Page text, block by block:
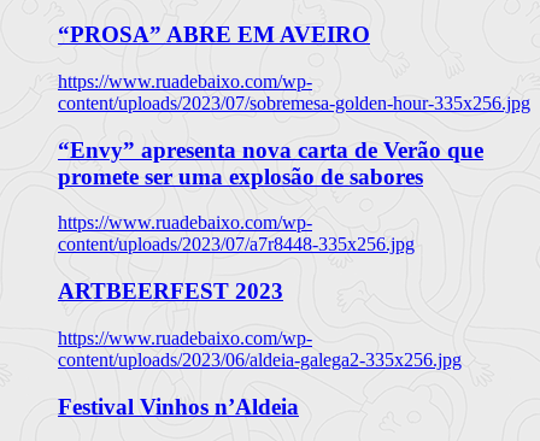
“PROSA” ABRE EM AVEIRO
https://www.ruadebaixo.com/wp-
content/uploads/2023/07/sobremesa-golden-hour-335x256.jpg
“Envy” apresenta nova carta de Verão que
promete ser uma explosão de sabores
https://www.ruadebaixo.com/wp-
content/uploads/2023/07/a7r8448-335x256.jpg
ARTBEERFEST 2023
https://www.ruadebaixo.com/wp-
content/uploads/2023/06/aldeia-galega2-335x256.jpg
Festival Vinhos n’Aldeia